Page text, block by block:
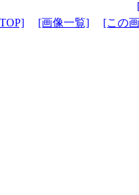
[画像一覧] [この